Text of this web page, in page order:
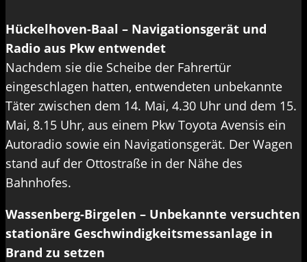
Hückelhoven-Baal – Navigationsgerät und
Radio aus Pkw entwendet
Nachdem sie die Scheibe der Fahrertür
eingeschlagen hatten, entwendeten unbekannte
Täter zwischen dem 14. Mai, 4.30 Uhr und dem 15.
Mai, 8.15 Uhr, aus einem Pkw Toyota Avensis ein
Autoradio sowie ein Navigationsgerät. Der Wagen
stand auf der Ottostraße in der Nähe des
Bahnhofes.
Wassenberg-Birgelen – Unbekannte versuchten
stationäre Geschwindigkeitsmessanlage in
Brand zu setzen